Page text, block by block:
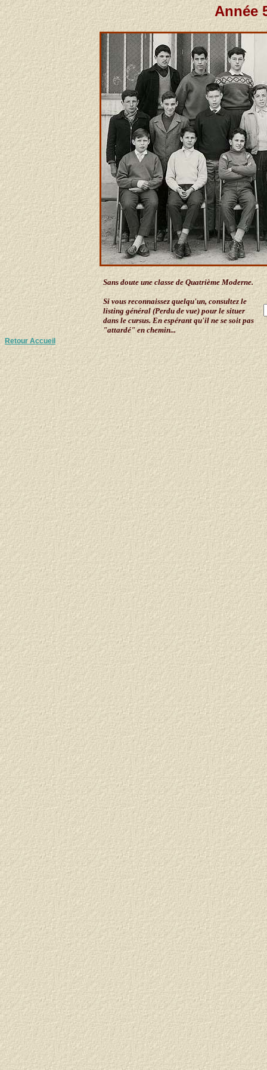
Année
Sans doute une classe de Quatrième Moderne.
Si vous reconnaissez quelqu'un, consultez le
listing général (Perdu de vue) pour le situer
dans le cursus. En espérant qu'il ne se soit pas
"attardé" en chemin...
Retour Accueil